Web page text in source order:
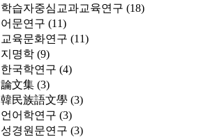
학습자중심교과교육연구 (18)
어문연구 (11)
교육문화연구 (11)
지명학 (9)
한국학연구 (4)
論文集 (3)
韓民族語文學 (3)
언어학연구 (3)
성경원문연구 (3)